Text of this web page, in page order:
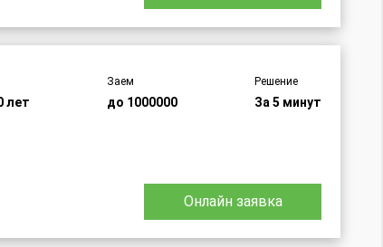
лет
Заем
до 1000000
Решение
За 5 минут
Онлайн заявка